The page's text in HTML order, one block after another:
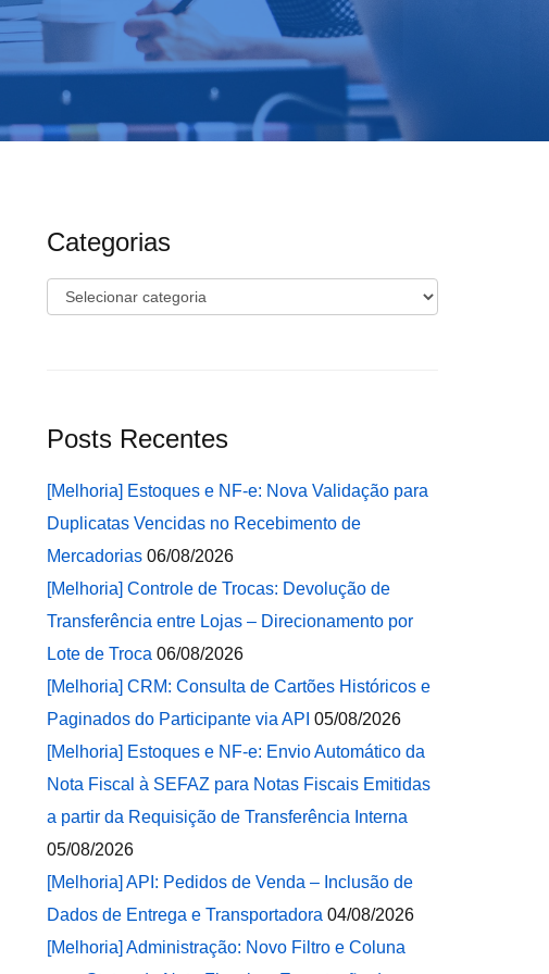
Categorias
Categorias
Posts Recentes
[Melhoria] Estoques e NF-e: Nova Validação para
Duplicatas Vencidas no Recebimento de
Mercadorias 06/08/2026
[Melhoria] Controle de Trocas: Devolução de
Transferência entre Lojas – Direcionamento por
Lote de Troca 06/08/2026
[Melhoria] CRM: Consulta de Cartões Históricos e
Paginados do Participante via API 05/08/2026
[Melhoria] Estoques e NF-e: Envio Automático da
Nota Fiscal à SEFAZ para Notas Fiscais Emitidas
a partir da Requisição de Transferência Interna
05/08/2026
[Melhoria] API: Pedidos de Venda – Inclusão de
Dados de Entrega e Transportadora 04/08/2026
[Melhoria] Administração: Novo Filtro e Coluna